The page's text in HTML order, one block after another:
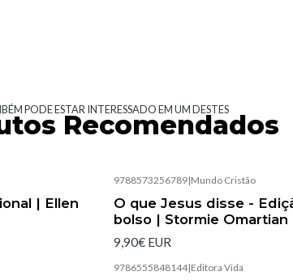
PODE ESTAR INTERESSADO EM UM DESTES
Recomendados
| Ellen
9788573256789|Mundo Cristão
O que Jesus disse -
bolso | Stormie Omartian
9,90€ EUR
9786555848144|Editora Vida